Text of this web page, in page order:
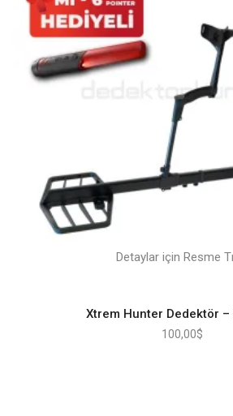
Detaylar için Resme
Xtrem Hunter Dedektör –
100,00$